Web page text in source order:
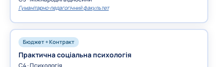
Гуманітарно-педагогічний факультет
Бюджет + Контракт
Практична соціальна психологія
C4 · Психологія